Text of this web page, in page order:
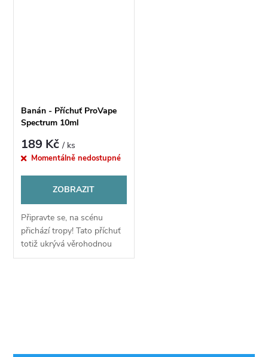
Banán - Příchuť ProVape
Spectrum 10ml
189 Kč/ ks
Momentálně nedostupné
ZOBRAZIT
Připravte se, na scénu
přichází tropy! Tato příchuť
totiž ukrývá věrohodnou
chuť zralých a krémových